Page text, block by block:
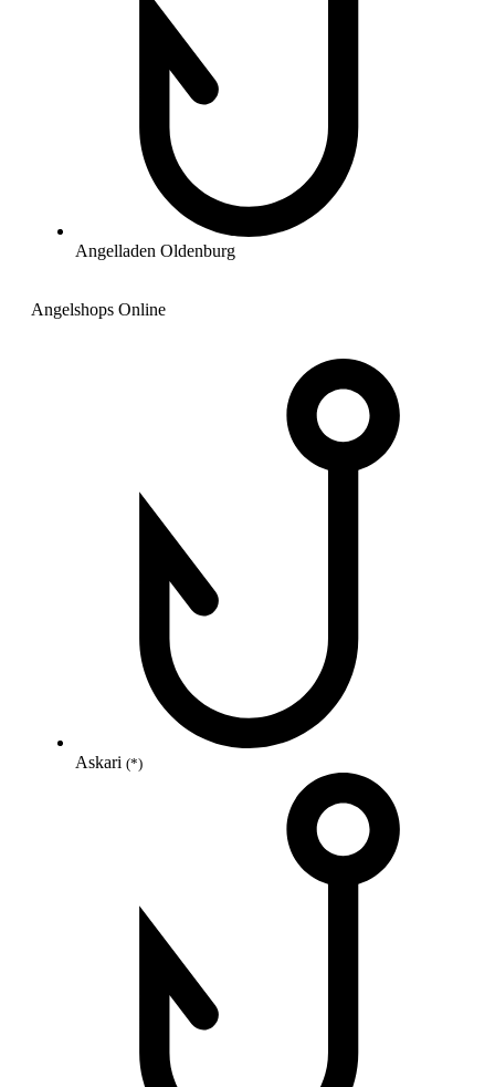
Angelladen Oldenburg
Angelshops Online
Askari (*)